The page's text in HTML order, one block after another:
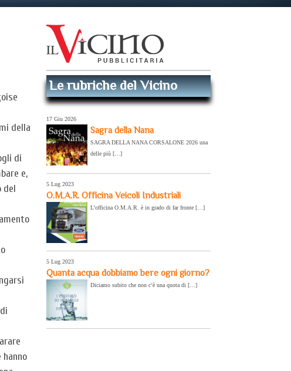
della
di
e,
del
Le rubriche del Vicino
17 Giu 2026
Sagra della Nana
SAGRA DELLA NANA CORSALONE 2026 una
delle più […]
5 Lug 2023
O.M.A.R. Officina Veicoli Industriali
L’officina O.M.A.R. è in grado di far fronte […]
5 Lug 2023
Quanta acqua dobbiamo bere ogni giorno?
Diciamo subito che non c’è una quota di […]